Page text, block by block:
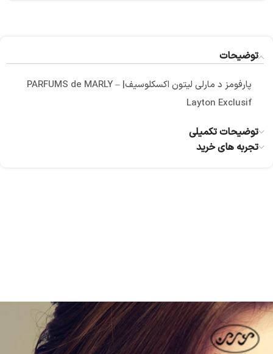
توضیحات
پارفومز د مارلی لیتون اکسکلوسیف| PARFUMS de MARLY –
Layton Exclusif
توضیحات تکمیلی
تجربه های خرید